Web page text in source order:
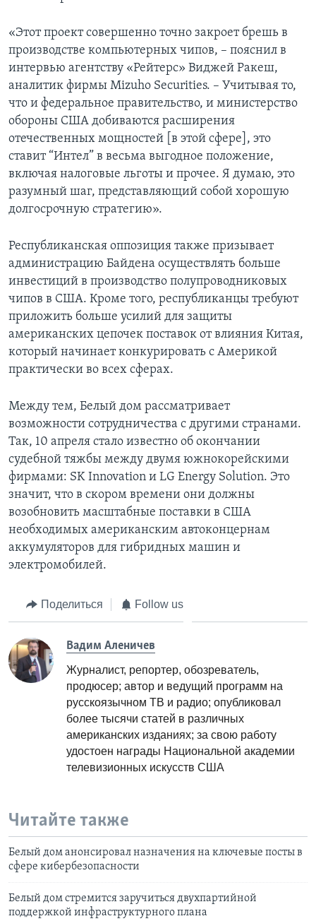
«Этот проект совершенно точно закроет брешь в
производстве компьютерных чипов, – пояснил в
интервью агентству «Рейтерс» Виджей Ракеш,
аналитик фирмы Mizuho Securities. – Учитывая то,
что и федеральное правительство, и министерство
обороны США добиваются расширения
отечественных мощностей [в этой сфере], это
ставит “Интел” в весьма выгодное положение,
включая налоговые льготы и прочее. Я думаю, это
разумный шаг, представляющий собой хорошую
долгосрочную стратегию».
Республиканская оппозиция также призывает
администрацию Байдена осуществлять больше
инвестиций в производство полупроводниковых
чипов в США. Кроме того, республиканцы требуют
приложить больше усилий для защиты
американских цепочек поставок от влияния Китая,
который начинает конкурировать с Америкой
практически во всех сферах.
Между тем, Белый дом рассматривает
возможности сотрудничества с другими странами.
Так, 10 апреля стало известно об окончании
судебной тяжбы между двумя южнокорейскими
фирмами: SK Innovation и LG Energy Solution. Это
значит, что в скором времени они должны
возобновить масштабные поставки в США
необходимых американским автоконцернам
аккумуляторов для гибридных машин и
электромобилей.
Поделиться Follow us
Вадим Аленичев
Журналист, репортер, обозреватель,
продюсер; автор и ведущий программ на
русскоязычном ТВ и радио; опубликовал
более тысячи статей в различных
американских изданиях; за свою работу
удостоен награды Национальной академии
телевизионных искусств США
Читайте также
Белый дом анонсировал назначения на ключевые посты в
сфере кибербезопасности
Белый дом стремится заручиться двухпартийной
поддержкой инфраструктурного плана